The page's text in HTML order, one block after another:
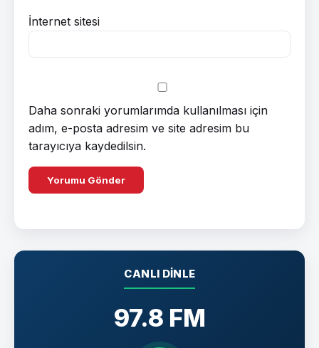
İnternet sitesi
Daha sonraki yorumlarımda kullanılması için
adım, e-posta adresim ve site adresim bu
tarayıcıya kaydedilsin.
CANLI DINLE
97.8 FM